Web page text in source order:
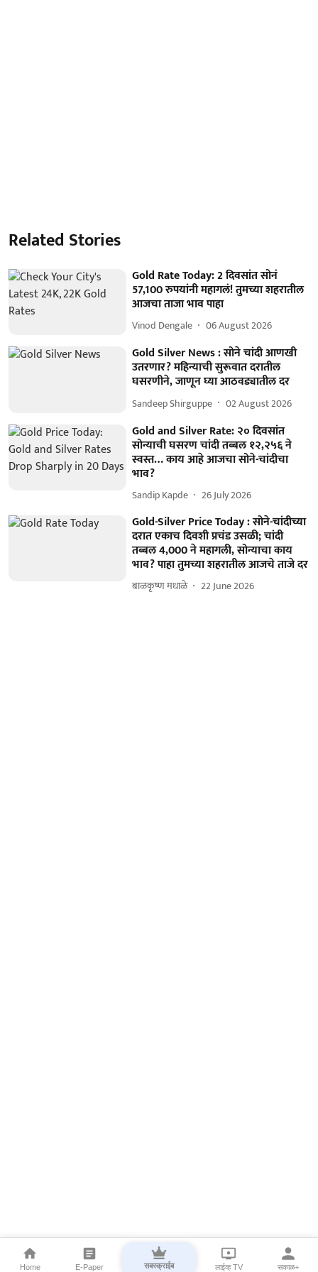
Related Stories
Gold Rate Today: 2 दिवसांत सोनं
57,100 रुपयांनी महागलं! तुमच्या शहरातील
आजचा ताजा भाव पाहा
Vinod Dengale 06 August 2026
Gold Silver News : सोने चांदी आणखी
उतरणार? महिन्याची सुरूवात दरातील
घसरणीने, जाणून घ्या आठवड्यातील दर
Sandeep Shirguppe 02 August 2026
Gold and Silver Rate: २० दिवसांत
सोन्याची घसरण चांदी तब्बल १२,२५६ ने
स्वस्त… काय आहे आजचा सोने-चांदीचा
भाव?
Sandip Kapde 26 July 2026
Gold-Silver Price Today : सोने-चांदीच्या
दरात एकाच दिवशी प्रचंड उसळी; चांदी
तब्बल 4,000 ने महागली, सोन्याचा काय
भाव? पाहा तुमच्या शहरातील आजचे ताजे दर
बाळकृष्ण मधाळे 22 June 2026
Home E-Paper सबस्क्राईब लाईव्ह TV सकाळ+